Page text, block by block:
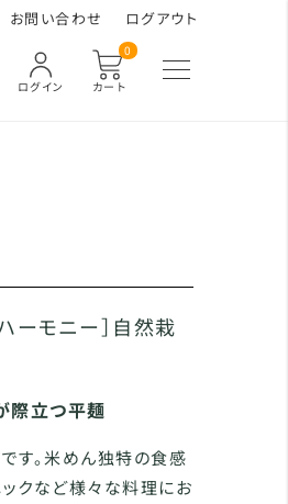
お問い合わせ ログアウト
カート
0
ログイン
ーモニー］自然栽
際立つ平麺
す。米めん独特の食感
ックなど様々な料理にお